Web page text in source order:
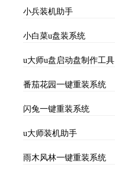
小兵装机助手
小白菜u盘装系统
u大师u盘启动盘制作工具
番茄花园一键重装系统
闪兔一键重装系统
u大师装机助手
雨木风林一键重装系统